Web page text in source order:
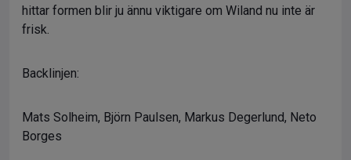
hittar formen blir ju ännu viktigare om Wiland nu inte är
frisk.
Backlinjen:
Mats Solheim, Björn Paulsen, Markus Degerlund, Neto
Borges